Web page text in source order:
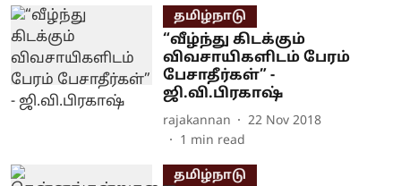
தமிழ்நாடு
“வீழ்ந்து கிடக்கும்
விவசாயிகளிடம் பேரம்
பேசாதீர்கள்” -
ஜி.வி.பிரகாஷ்
rajakannan
22 Nov 2018
1 min read
தமிழ்நாடு